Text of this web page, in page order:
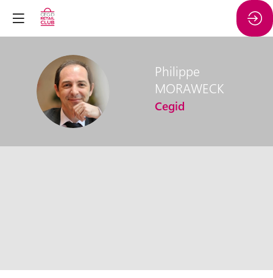
PM
Philippe
MORAWECK
Cegid